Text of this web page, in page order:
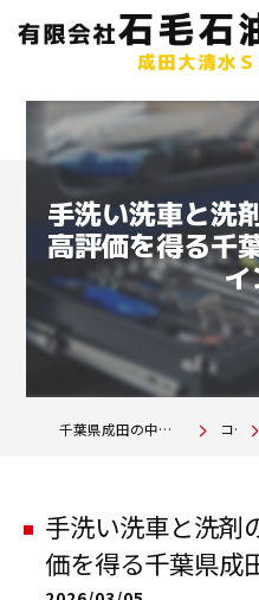
手洗い洗車と洗
高評価を得る千
イ
千葉県成田の中古車は有限会社石毛石油 成田大清水SS コラム
手洗い洗車と洗剤
価を得る千葉県成